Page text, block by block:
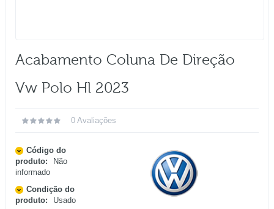
Acabamento Coluna De Direção
Vw Polo Hl 2023
0 Avaliações
Código do
produto:
Não
informado
Condição do
produto:
Usado